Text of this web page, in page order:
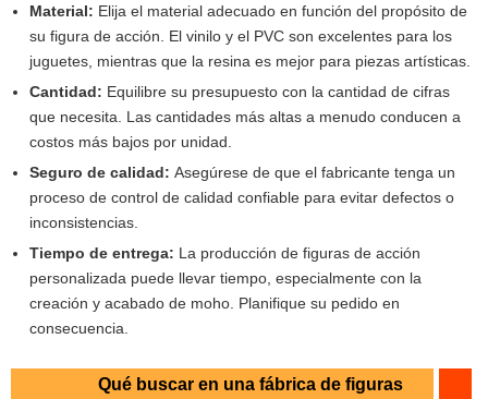
Material: Elija el material adecuado en función del propósito de
su figura de acción. El vinilo y el PVC son excelentes para los
juguetes, mientras que la resina es mejor para piezas artísticas.
Cantidad: Equilibre su presupuesto con la cantidad de cifras
que necesita. Las cantidades más altas a menudo conducen a
costos más bajos por unidad.
Seguro de calidad: Asegúrese de que el fabricante tenga un
proceso de control de calidad confiable para evitar defectos o
inconsistencias.
Tiempo de entrega: La producción de figuras de acción
personalizada puede llevar tiempo, especialmente con la
creación y acabado de moho. Planifique su pedido en
consecuencia.
Qué buscar en una fábrica de figuras